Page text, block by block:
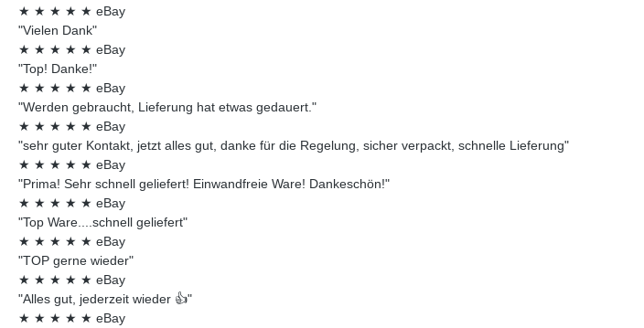
★ ★ ★ ★ ★ eBay
"Vielen Dank"
★ ★ ★ ★ ★ eBay
"Top! Danke!"
★ ★ ★ ★ ★ eBay
"Werden gebraucht, Lieferung hat etwas gedauert."
★ ★ ★ ★ ★ eBay
"sehr guter Kontakt, jetzt alles gut, danke für die Regelung, sicher verpackt, schnelle Lieferung"
★ ★ ★ ★ ★ eBay
"Prima! Sehr schnell geliefert! Einwandfreie Ware! Dankeschön!"
★ ★ ★ ★ ★ eBay
"Top Ware....schnell geliefert"
★ ★ ★ ★ ★ eBay
"TOP gerne wieder"
★ ★ ★ ★ ★ eBay
"Alles gut, jederzeit wieder 👍"
★ ★ ★ ★ ★ eBay